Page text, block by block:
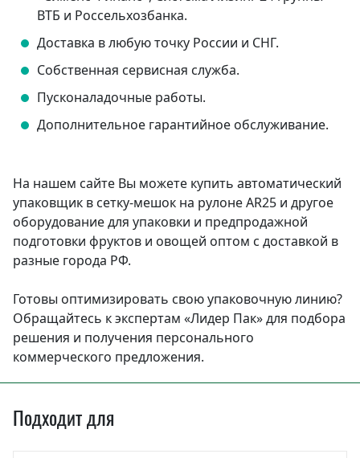
ВТБ и Россельхозбанка.
Доставка в любую точку России и СНГ.
Собственная сервисная служба.
Пусконаладочные работы.
Дополнительное гарантийное обслуживание.
На нашем сайте Вы можете купить автоматический
упаковщик в сетку-мешок на рулоне AR25 и другое
оборудование для упаковки и предпродажной
подготовки фруктов и овощей оптом с доставкой в
разные города РФ.
Готовы оптимизировать свою упаковочную линию?
Обращайтесь к экспертам «Лидер Пак» для подбора
решения и получения персонального
коммерческого предложения.
Подходит для